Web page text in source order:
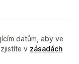
datům, aby ve
v zásadách